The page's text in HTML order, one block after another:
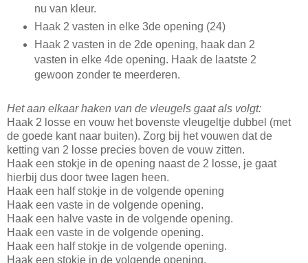
nu van kleur.
Haak 2 vasten in elke 3de opening (24)
Haak 2 vasten in de 2de opening, haak dan 2
vasten in elke 4de opening. Haak de laatste 2
gewoon zonder te meerderen.
Het aan elkaar haken van de vleugels gaat als volgt:
Haak 2 losse en vouw het bovenste vleugeltje dubbel (met
de goede kant naar buiten). Zorg bij het vouwen dat de
ketting van 2 losse precies boven de vouw zitten.
Haak een stokje in de opening naast de 2 losse, je gaat
hierbij dus door twee lagen heen.
Haak een half stokje in de volgende opening
Haak een vaste in de volgende opening.
Haak een halve vaste in de volgende opening.
Haak een vaste in de volgende opening.
Haak een half stokje in de volgende opening.
Haak een stokje in de volgende opening.